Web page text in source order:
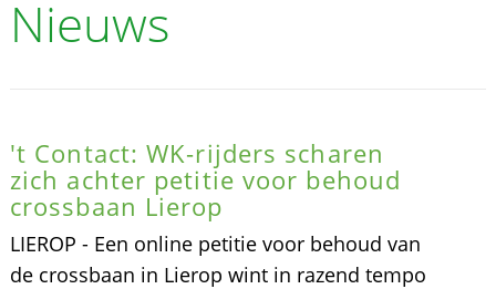
Nieuws
't Contact: WK-rijders scharen
zich achter petitie voor behoud
crossbaan Lierop
LIEROP - Een online petitie voor behoud van
de crossbaan in Lierop wint in razend tempo